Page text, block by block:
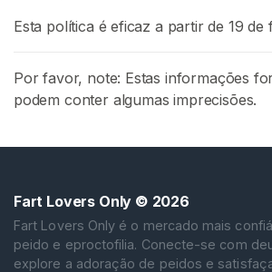
Esta política é eficaz a partir de 19 de
Por favor, note: Estas informações
podem conter algumas imprecisões.
Fart Lovers Only © 2026
Fart Lovers Only é o mercado mais
peido e eproctofilia. Conecte-se com
explore a adoração de peidos e
u
C
o
i
d
a
d